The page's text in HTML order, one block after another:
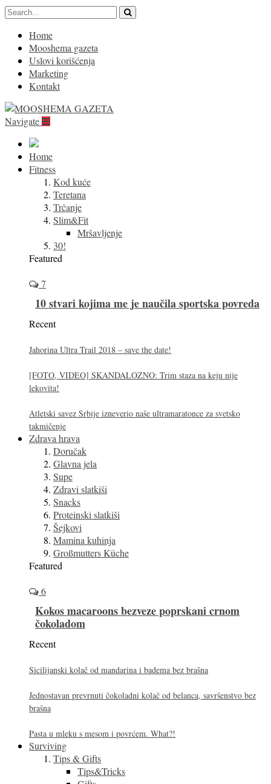
Home
Mooshema gazeta
Uslovi korišćenja
Marketing
Kontakt
Navigate
Home
Fitness
Kod kuće
Teretana
Trčanje
Slim&Fit
Mršavljenje
30!
Featured
7
10 stvari kojima me je naučila sportska povreda
Recent
Jahorina Ultra Trail 2018 – save the date!
[FOTO, VIDEO] SKANDALOZNO: Trim staza na keju nije
lekovita!
Atletski savez Srbije izneverio naše ultramaratonce za svetsko
takmičenje
Zdrava hrava
Doručak
Glavna jela
Supe
Zdravi slatkiši
Snacks
Proteinski slatkiši
Šejkovi
Mamina kuhinja
Großmutters Küche
Featured
6
Kokos macaroons bezveze poprskani crnom
čokoladom
Recent
Sicilijanski kolač od mandarina i badema bez brašna
Jednostavan prevrnuti čokoladni kolač od belanca, savršenstvo bez
brašna
Pasta u mleku s mesom i povrćem. What?!
Surviving
Tips & Gifts
Tips&Tricks